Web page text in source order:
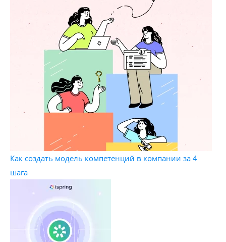
Как создать модель компетенций в компании за 4
шага